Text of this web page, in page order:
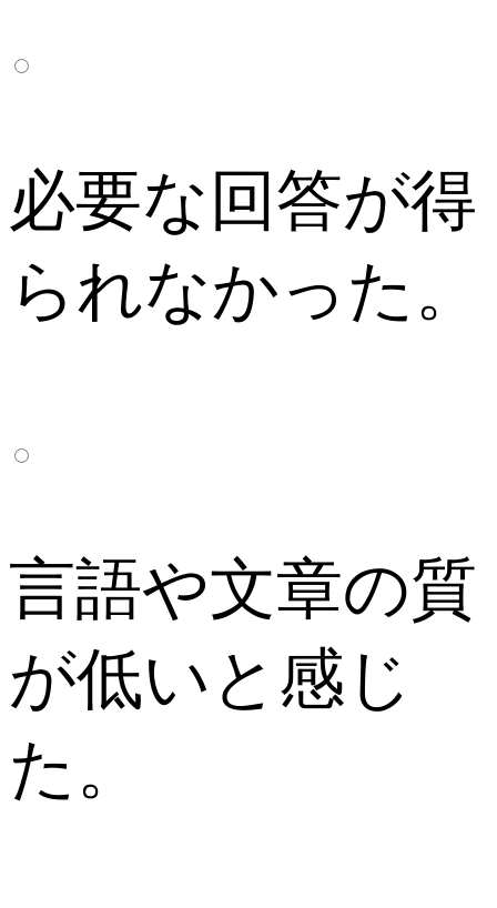
必要な回答が得
られなかった。
言語や文章の質
が低いと感じ
た。